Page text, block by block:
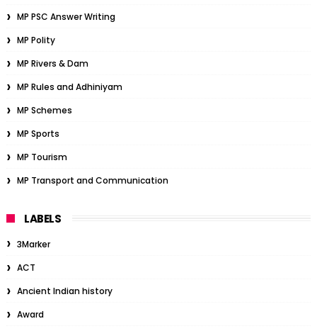
MP PSC Answer Writing
MP Polity
MP Rivers & Dam
MP Rules and Adhiniyam
MP Schemes
MP Sports
MP Tourism
MP Transport and Communication
LABELS
3Marker
ACT
Ancient Indian history
Award